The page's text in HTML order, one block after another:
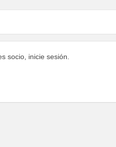
socio, inicie sesión.